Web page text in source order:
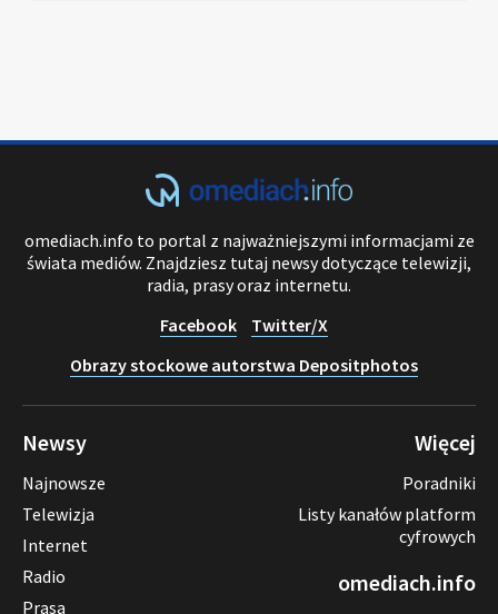
omediach.info to portal z najważniejszymi informacjami ze
świata mediów. Znajdziesz tutaj newsy dotyczące telewizji,
radia, prasy oraz internetu.
Facebook
Twitter/X
Obrazy stockowe autorstwa Depositphotos
Newsy
Najnowsze
Telewizja
Internet
Radio
Prasa
Więcej
Poradniki
Listy kanałów platform
cyfrowych
omediach.info